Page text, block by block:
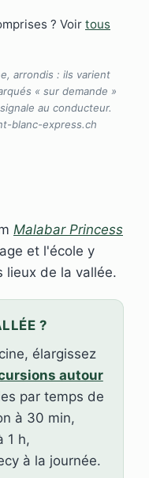
? Voir tous
arrondis : ils varient
« sur demande »
au conducteur.
blanc-express.ch
Malabar Princess
et l'école y
lieux de la vallée.
?
élargissez
autour
par temps de
à 30 min,
1 h,
à la journée.